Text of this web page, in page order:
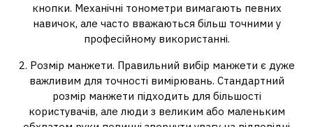
кнопки. Механічні тонометри вимагають певних
навичок, але часто вважаються більш точними у
професійному використанні.
2. Розмір манжети. Правильний вибір манжети є дуже
важливим для точності вимірювань. Стандартний
розмір манжети підходить для більшості
користувачів, але люди з великим або маленьким